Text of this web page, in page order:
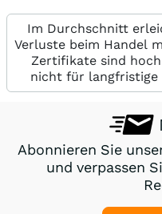
Im Durchschnitt
Verluste beim Handel
Zertifikate sind
nicht für langfristige
Abonnieren Sie
und verpassen